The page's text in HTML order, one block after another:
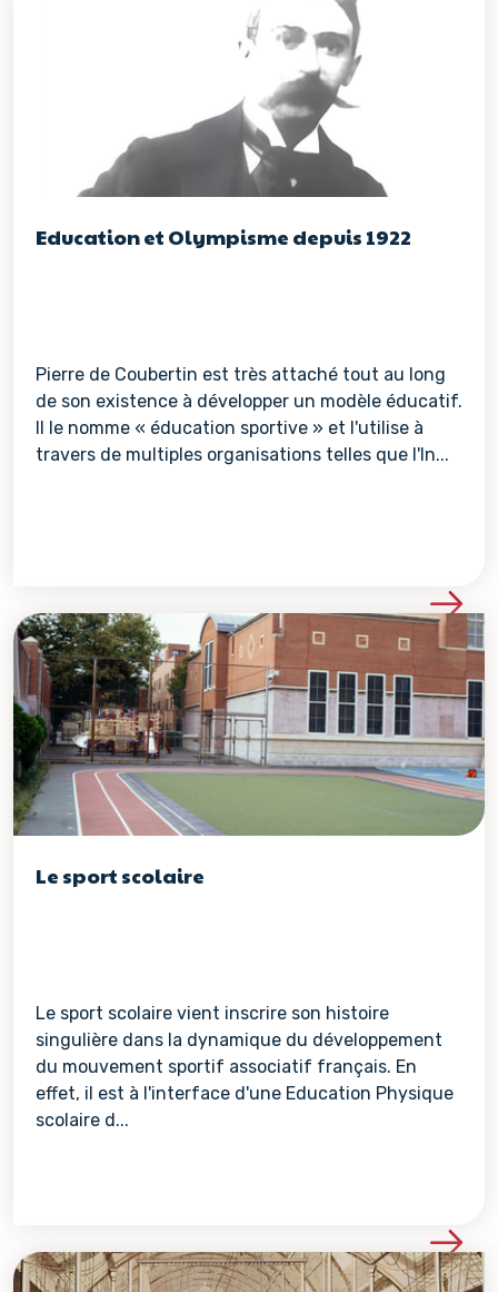
Education et Olympisme depuis 1922
Pierre de Coubertin est très attaché tout au long
de son existence à développer un modèle éducatif.
Il le nomme « éducation sportive » et l'utilise à
travers de multiples organisations telles que l'In...
Voir les détails de la
Le sport scolaire
Le sport scolaire vient inscrire son histoire
singulière dans la dynamique du développement
du mouvement sportif associatif français. En
effet, il est à l'interface d'une Education Physique
scolaire d...
Voir les détails de la